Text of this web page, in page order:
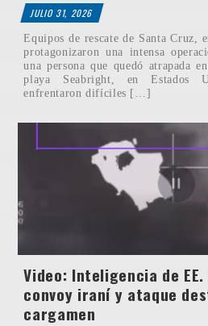
JULIO 31, 2026
Equipos de rescate de Santa Cruz,
protagonizaron una intensa
una persona que quedó atrapada
playa Seabright, en Estados
enfrentaron difíciles […]
Video: Inteligencia de
convoy iraní y ataque
cargamen